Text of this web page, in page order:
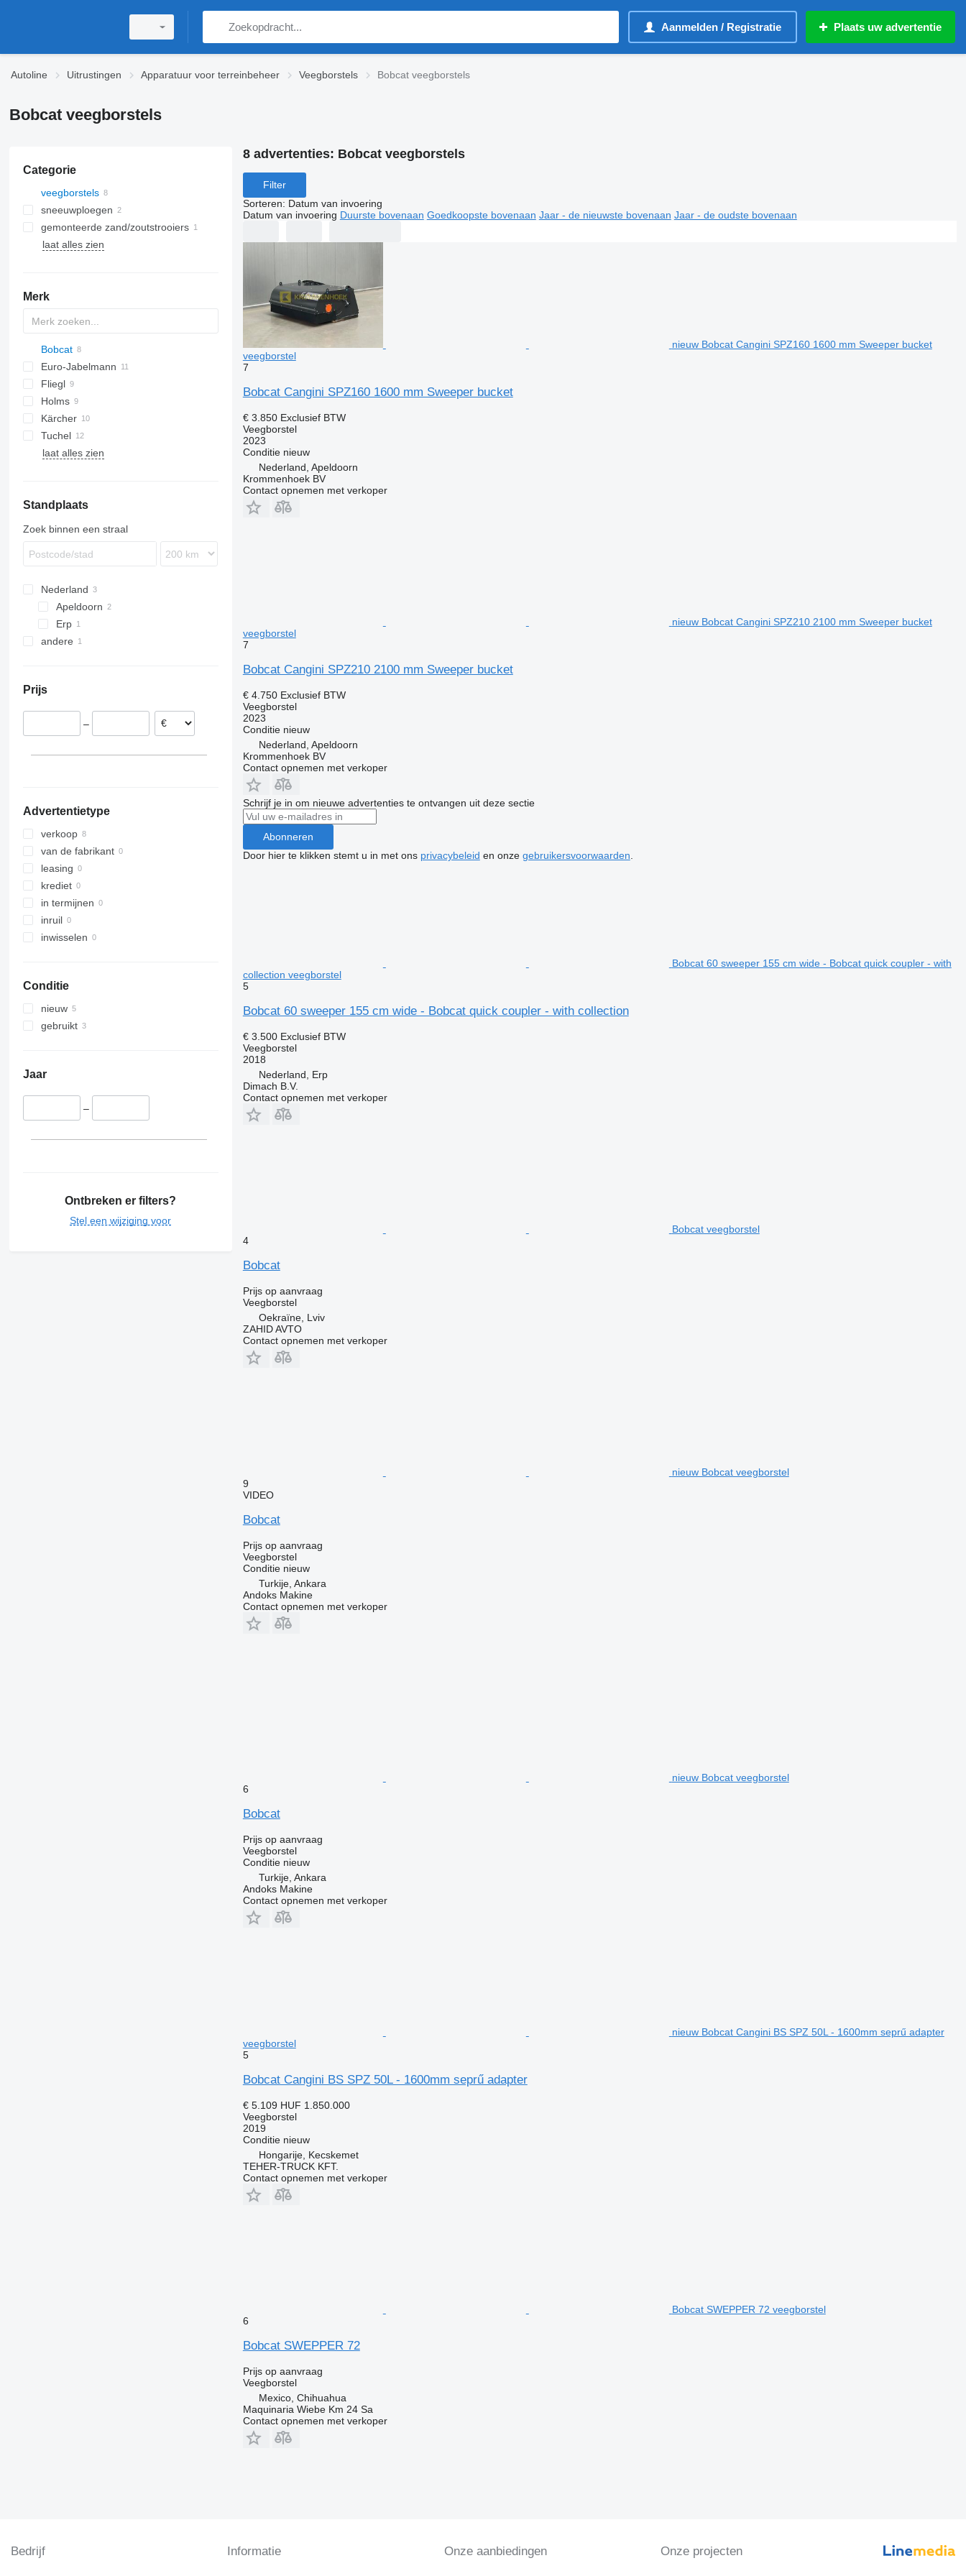
Aanmelden / Registratie Plaats uw advertentie
Autoline Uitrustingen Apparatuur voor terreinbeheer Veegborstels Bobcat veegborstels
Bobcat veegborstels
Categorie
veegborstels
sneeuwploegen
gemonteerde zand/zoutstrooiers
laat alles zien
Merk
Bobcat
CK
MT
Euro-Jabelmann
Fliegl
Citymaster
Holms
R-series
Robot
Kärcher
Turbonet
Challenger
Swingo
Tuchel
W-series
laat alles zien
Standplaats
Zoek binnen een straal
Nederland
Apeldoorn
Erp
andere
Prijs
–
Advertentietype
verkoop
van de fabrikant
leasing
krediet
in termijnen
inruil
inwisselen
Conditie
nieuw
gebruikt
Jaar
–
Ontbreken er filters?
Stel een wijziging voor
8 advertenties: Bobcat veegborstels
Filter
Sorteren: Datum van invoering
Datum van invoering Duurste bovenaan Goedkoopste bovenaan Jaar - de nieuwste bovenaan Jaar - de oudste bovenaan
nieuw Bobcat Cangini SPZ160 1600 mm Sweeper bucket
veegborstel
7
Bobcat Cangini SPZ160 1600 mm Sweeper bucket
€ 3.850 Exclusief BTW
Veegborstel
2023
Conditienieuw
Nederland, Apeldoorn
Krommenhoek BV
Contact opnemen met verkoper
nieuw Bobcat Cangini SPZ210 2100 mm Sweeper bucket
veegborstel
7
Bobcat Cangini SPZ210 2100 mm Sweeper bucket
€ 4.750 Exclusief BTW
Veegborstel
2023
Conditienieuw
Nederland, Apeldoorn
Krommenhoek BV
Contact opnemen met verkoper
Schrijf je in om nieuwe advertenties te ontvangen uit deze sectie
Abonneren
Door hier te klikken stemt u in met ons privacybeleid en onze gebruikersvoorwaarden
Bobcat 60 sweeper 155 cm wide - Bobcat quick coupler - with
collection veegborstel
5
Bobcat 60 sweeper 155 cm wide - Bobcat quick coupler - with collection
€ 3.500 Exclusief BTW
Veegborstel
2018
Nederland, Erp
Dimach B.V.
Contact opnemen met verkoper
Bobcat veegborstel
4
Bobcat
Prijs op aanvraag
Veegborstel
Oekraïne, Lviv
ZAHID AVTO
Contact opnemen met verkoper
nieuw Bobcat veegborstel
9
VIDEO
Bobcat
Prijs op aanvraag
Veegborstel
Conditienieuw
Turkije, Ankara
Andoks Makine
Contact opnemen met verkoper
nieuw Bobcat veegborstel
6
Bobcat
Prijs op aanvraag
Veegborstel
Conditienieuw
Turkije, Ankara
Andoks Makine
Contact opnemen met verkoper
nieuw Bobcat Cangini BS SPZ 50L - 1600mm seprű adapter
veegborstel
5
Bobcat Cangini BS SPZ 50L - 1600mm seprű adapter
€ 5.109 HUF 1.850.000
Veegborstel
2019
Conditienieuw
Hongarije, Kecskemet
TEHER-TRUCK KFT.
Contact opnemen met verkoper
Bobcat SWEPPER 72 veegborstel
6
Bobcat SWEPPER 72
Prijs op aanvraag
Veegborstel
Mexico, Chihuahua
Maquinaria Wiebe Km 24 Sa
Contact opnemen met verkoper
Bedrijf Informatie Onze aanbiedingen Onze projecten